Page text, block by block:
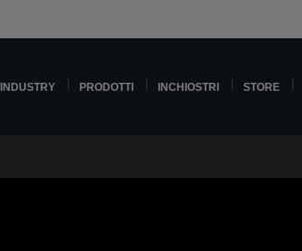
INDUSTRY PRODOTTI INCHIOSTRI STORE